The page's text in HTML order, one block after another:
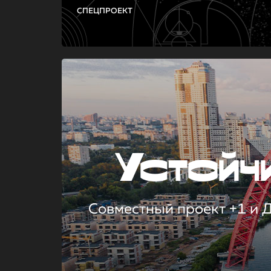
СПЕЦПРОЕКТ
Совместный проект +1 и